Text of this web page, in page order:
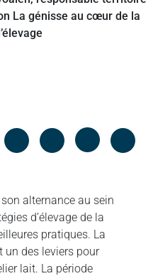
Facebook
alternance au sein
d’élevage de la
pratiques. La
un des leviers pour
lait. La période